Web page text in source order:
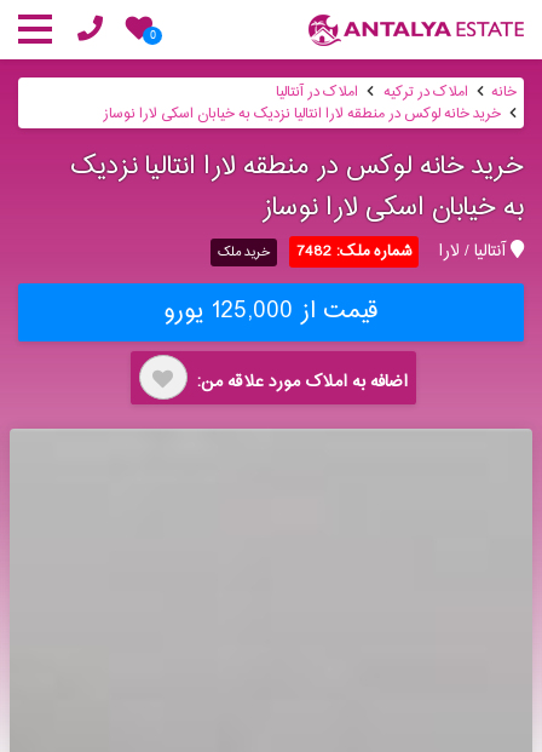
0
خانه املاک در ترکیه
املاک در آنتالیا
خرید خانه لوکس در منطقه لارا انتالیا نزدیک به خیابان اسکی لارا نوساز
خرید خانه لوکس در منطقه لارا انتالیا نزدیک
به خیابان اسکی لارا نوساز
آنتالیا / لارا شماره ملک: 7482 خرید ملک
قیمت از 125,000 یورو
اضافه به املاک مورد علاقه من: